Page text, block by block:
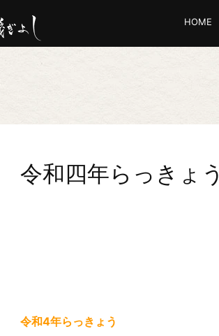
HOME
令和四年らっきょう
令和4年らっきょう